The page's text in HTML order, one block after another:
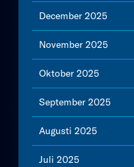
December 2025
November 2025
Oktober 2025
September 2025
Augusti 2025
Juli 2025